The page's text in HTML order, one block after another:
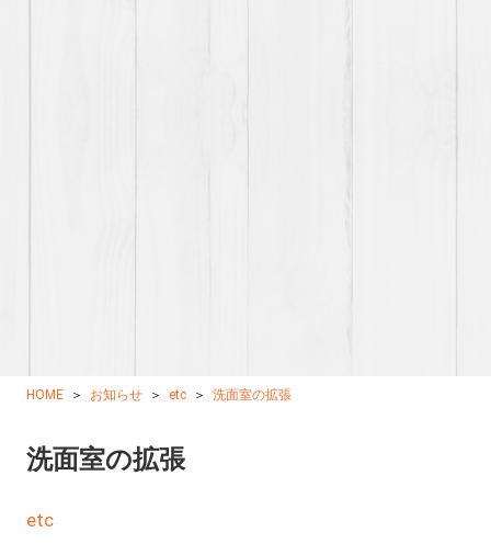
HOME お知らせ etc 洗面室の拡張
洗面室の拡張
etc